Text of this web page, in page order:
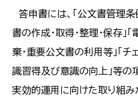
答申書には、「公文書管理条
書の作成・取得・整理・保存」
棄・重要公文書の利用等」「チ
識習得及び意識の向上」等の
実効的運用に向けた取り組み